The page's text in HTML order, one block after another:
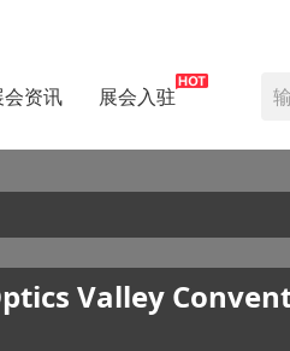
会资讯 展会入驻
Valley